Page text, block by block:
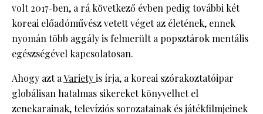
volt 2017-ben, a rá következő évben pedig további két
koreai előadóművész vetett véget az életének, ennek
nyomán több aggály is felmerült a popsztárok mentális
egészségével kapcsolatosan.
Ahogy azt aVarietyis írja, a koreai szórakoztatóipar
globálisan hatalmas sikereket könyvelhet el
zenekarainak, televíziós sorozatainak és játékfilmjeinek